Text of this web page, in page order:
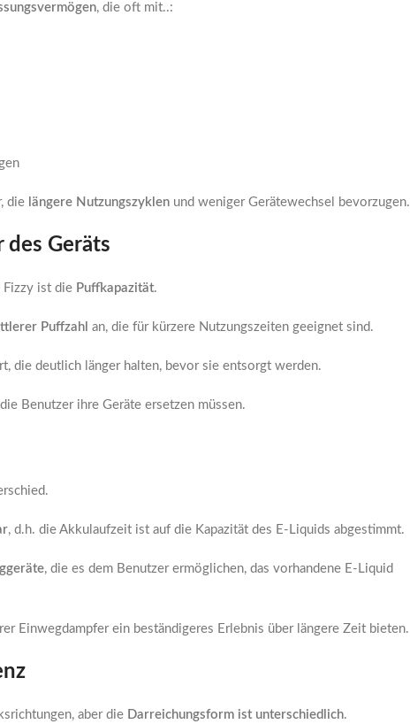
, die oft mit..:
die längere Nutzungszyklen und weniger Gerätewechsel bevorzugen.
des Geräts
Fizzy ist die Puffkapazität.
Puffzahl an, die für kürzere Nutzungszeiten geeignet sind.
die deutlich länger halten, bevor sie entsorgt werden.
Benutzer ihre Geräte ersetzen müssen.
, d.h. die Akkulaufzeit ist auf die Kapazität des E-Liquids abgestimmt.
, die es dem Benutzer ermöglichen, das vorhandene E-Liquid
Einwegdampfer ein beständigeres Erlebnis über längere Zeit bieten.
aber die Darreichungsform ist unterschiedlich.